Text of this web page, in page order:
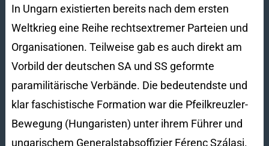
In Ungarn existierten bereits nach dem ersten
Weltkrieg eine Reihe rechtsextremer Parteien und
Organisationen. Teilweise gab es auch direkt am
Vorbild der deutschen SA und SS geformte
paramilitärische Verbände. Die bedeutendste und
klar faschistische Formation war die Pfeilkreuzler-
Bewegung (Hungaristen) unter ihrem Führer und
ungarischem Generalstabsoffizier Férenc Szálasi.